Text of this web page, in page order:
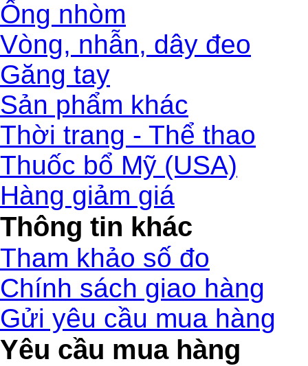
Ống nhòm
Vòng, nhẫn, dây đeo
Găng tay
Sản phẩm khác
Thời trang - Thể thao
Thuốc bổ Mỹ (USA)
Hàng giảm giá
Thông tin khác
Tham khảo số đo
Chính sách giao hàng
Gửi yêu cầu mua hàng
Yêu cầu mua hàng